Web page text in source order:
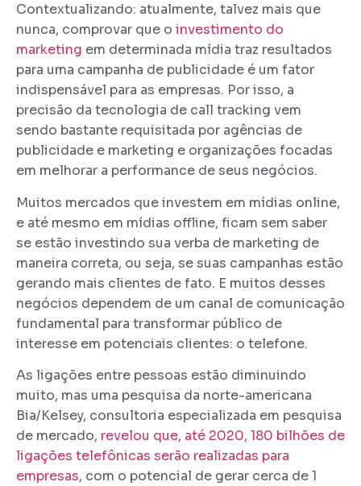
Contextualizando: atualmente, talvez mais que
nunca, comprovar que o investimento do
marketing em determinada mídia traz resultados
para uma campanha de publicidade é um fator
indispensável para as empresas. Por isso, a
precisão da tecnologia de call tracking vem
sendo bastante requisitada por agências de
publicidade e marketing e organizações focadas
em melhorar a performance de seus negócios.
Muitos mercados que investem em mídias online,
e até mesmo em mídias offline, ficam sem saber
se estão investindo sua verba de marketing de
maneira correta, ou seja, se suas campanhas estão
gerando mais clientes de fato. E muitos desses
negócios dependem de um canal de comunicação
fundamental para transformar público de
interesse em potenciais clientes: o telefone.
As ligações entre pessoas estão diminuindo
muito, mas uma pesquisa da norte-americana
Bia/Kelsey, consultoria especializada em pesquisa
de mercado, revelou que, até 2020, 180 bilhões de
ligações telefônicas serão realizadas para
empresas, com o potencial de gerar cerca de 1